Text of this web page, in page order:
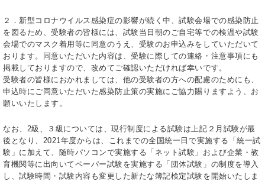
２．新型コロナウイルス感染症の影響が続く中、試験会場での感染防止
を図るため、受験者の皆様には、試験当日朝のご自宅等での検温や試験
会場でのマスク着用等に同意のうえ、受験のお申込みをしていただいて
おります。同意いただいた内容は、受験に際しての連絡・注意事項にも
掲載しておりますので、改めてご確認いただければ幸いです。
受験者の皆様におかれましては、他の受験者の方への配慮のためにも、
申込時にご同意いただいた感染防止策の実施にご協力賜りますよう、お
願いいたします。
なお、2級、３級については、現行制度による試験は上記２月試験が最
後となり、2021年度からは、これまでの全国統一日で実施する「統一試
験」に加えて、随時パソコンで実施する「ネット試験」および企業・教
育機関等に出向いてペーパー試験を実施する「団体試験」の制度を導入
し、試験時間・試験内容も変更した新たな簿記検定試験を開始いたしま